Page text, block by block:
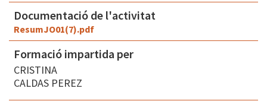
Documentació de l'activitat
ResumJO01(7).pdf
Formació impartida per
CRISTINA
CALDAS PEREZ